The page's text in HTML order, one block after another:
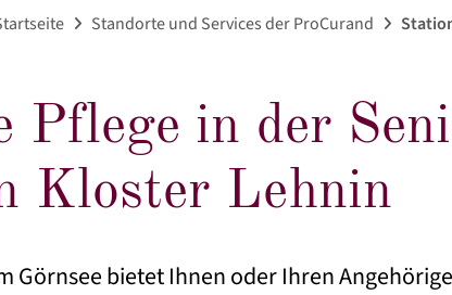
Standorte und Services der ProCurand
Pflege in der
Kloster Lehnin
Görnsee bietet Ihnen oder Ihren